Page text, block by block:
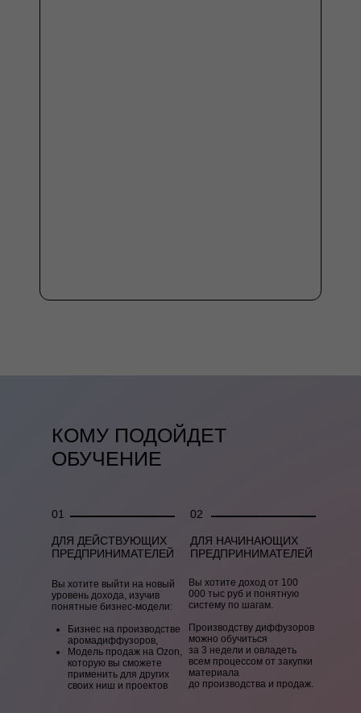
01 02
Вы хотите доход от 100
000 тыс руб и понятную
систему по шагам.
Производству диффузоров
можно обучиться
за 3 недели и овладеть
всем процессом от закупки
материала
до производства и продаж.
ДЛЯ НАЧИНАЮЩИХ
ПРЕДПРИНИМАТЕЛЕЙ
ДЛЯ ДЕЙСТВУЮЩИХ
ПРЕДПРИНИМАТЕЛЕЙ
КОМУ ПОДОЙДЕТ
ОБУЧЕНИЕ
Вы хотите выйти на новый
уровень дохода, изучив
понятные бизнес-модели:
Бизнес на производстве
аромадиффузоров,
Модель продаж на Ozon,
которую вы сможете
применить для других
своих ниш и проектов